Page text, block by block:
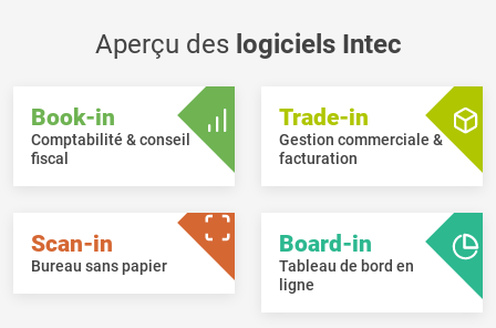
Aperçu des logiciels Intec
Book-in
Comptabilité & conseil
fiscal
Trade-in
Gestion commerciale &
facturation
Scan-in
Bureau sans papier
Board-in
Tableau de bord en
ligne